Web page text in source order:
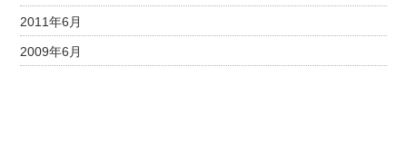
2011年6月
2009年6月